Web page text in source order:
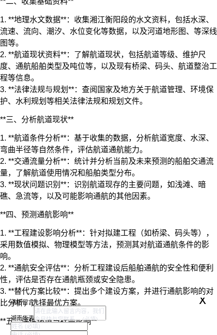
1. **地理水文数据**：收集湘江衡阳段的水文资料，包括水深、
流速、流向、潮汐、水位变化等数据，以及河道地形图、等深线
图等。
2. **航道现状资料**：了解航道现状，包括航道等级、维护尺
度、通航船舶类型及吨位等，以及现有桥梁、码头、航道整治工
程等信息。
3. **法律法规与规划**：查阅国家及地方关于航道管理、环境保
护、水利规划等相关法律法规和规划文件。
**三、分析航道现状**
1. **航道条件分析**：基于收集的数据，分析航道宽度、水深、
弯曲半径等自然条件，评估航道通航能力。
2. **交通流量分析**：统计并分析当前及未来预测的船舶交通流
量，了解航道使用情况和船舶类型分布。
3. **现状问题识别**：识别航道现存的主要问题，如浅滩、暗
礁、急流等，以及可能影响通航的其他因素。
**四、预测通航影响**
1. **工程建设影响分析**：针对拟建工程（如桥梁、码头等），
采用数值模拟、物理模型等方法，预测其对航道通航条件的影
响。
2. **通航安全评估**：分析工程建设后船舶通航的安全性和便利
性，评估是否存在通航瓶颈或安全隐患。
3. **替代方案比较**：提出多个建设方案，并进行通航影响的对
比分析，选择最优方案。
**五、评估环境与社会影响**
请您留言 x
湖南华咨